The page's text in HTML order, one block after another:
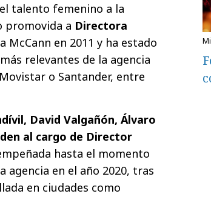
talento femenino a la
promovida a Directora
McCann en 2011 y ha estado
relevantes de la agencia
o Santander, entre
David Valgañón, Álvaro
al cargo de Director
hasta el momento
agencia en el año 2020, tras
en ciudades como